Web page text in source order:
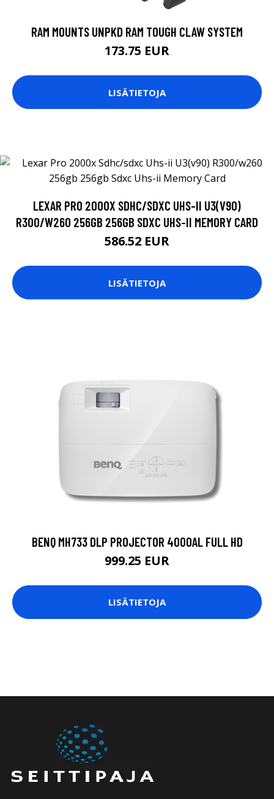
RAM MOUNTS UNPKD RAM TOUGH CLAW SYSTEM
173.75 EUR
LISÄTIETOJA
LEXAR PRO 2000X SDHC/SDXC UHS-II U3(V90)
R300/W260 256GB 256GB SDXC UHS-II MEMORY CARD
586.52 EUR
LISÄTIETOJA
BENQ MH733 DLP PROJECTOR 4000AL FULL HD
999.25 EUR
LISÄTIETOJA